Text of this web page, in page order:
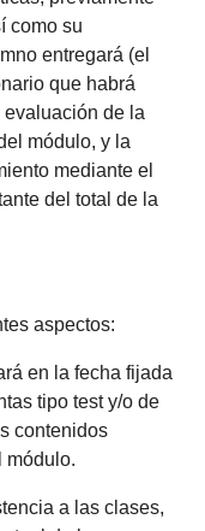
como su
entregará (el
que habrá
de la
módulo, y la
mediante el
del total de la
aspectos:
en la fecha fijada
tipo test y/o de
contenidos
módulo.
a las clases,